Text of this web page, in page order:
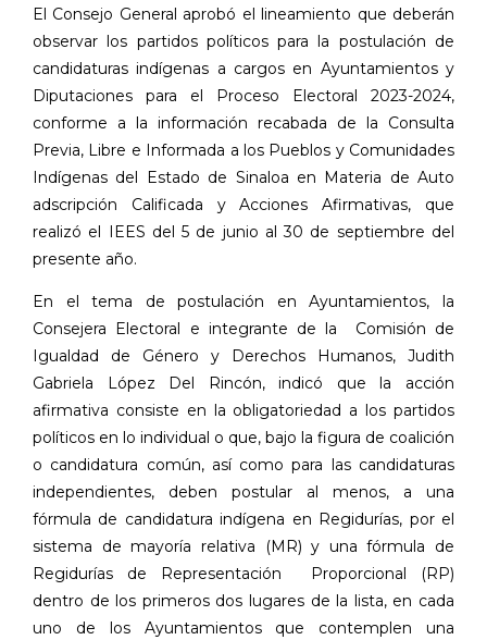
El Consejo General aprobó el lineamiento que deberán
observar los partidos políticos para la postulación de
candidaturas indígenas a cargos en Ayuntamientos y
Diputaciones para el Proceso Electoral 2023-2024,
conforme a la información recabada de la Consulta
Previa, Libre e Informada a los Pueblos y Comunidades
Indígenas del Estado de Sinaloa en Materia de Auto
adscripción Calificada y Acciones Afirmativas, que
realizó el IEES del 5 de junio al 30 de septiembre del
presente año.
En el tema de postulación en Ayuntamientos, la
Consejera Electoral e integrante de la
Comisión de
Igualdad de Género y Derechos Humanos, Judith
Gabriela López Del Rincón, indicó que la acción
afirmativa consiste en la obligatoriedad a los partidos
políticos en lo individual o que, bajo la figura de coalición
o candidatura común, así como para las candidaturas
independientes, deben postular al menos, a una
fórmula de candidatura indígena en Regidurías, por el
sistema de mayoría relativa (MR) y una fórmula de
Regidurías de Representación
Proporcional (RP)
dentro de los primeros dos lugares de la lista, en cada
uno de los Ayuntamientos que contemplen una